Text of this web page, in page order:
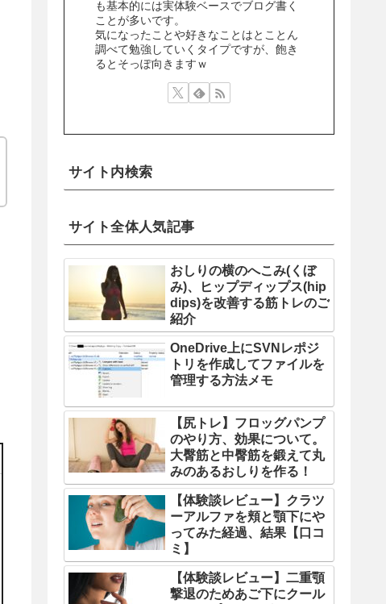
も基本的には実体験ベースでブログ書く
ことが多いです。
気になったことや好きなことはとことん
調べて勉強していくタイプですが、飽き
るとそっぽ向きますｗ
サイト内検索
サイト全体人気記事
おしりの横のへこみ(くぼ
み)、ヒップディップス(hip
dips)を改善する筋トレのご
紹介
OneDrive上にSVNレポジ
トリを作成してファイルを
管理する方法メモ
【尻トレ】フロッグパンプ
のやり方、効果について。
大臀筋と中臀筋を鍛えて丸
みのあるおしりを作る！
【体験談レビュー】クラツ
ーアルファを頬と顎下にや
ってみた経過、結果【口コ
ミ】
【体験談レビュー】二重顎
撃退のためあご下にクール